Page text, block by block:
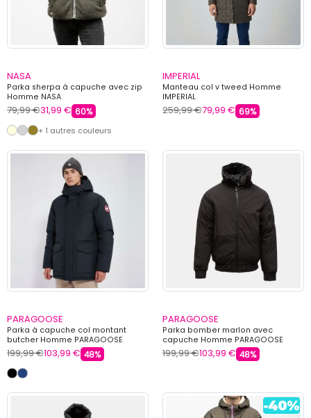
NASA
Parka sherpa à capuche avec zip
Homme NASA
79,99 €31,99 € 60%
+ 1 autres couleurs
IMPERIAL
Manteau col v tweed Homme
IMPERIAL
259,99 €79,99 € 69%
PARAGOOSE
Parka à capuche col montant
butcher Homme PARAGOOSE
199,99 €103,99 € 48%
PARAGOOSE
Parka bomber marlon avec
capuche Homme PARAGOOSE
199,99 €103,99 € 48%